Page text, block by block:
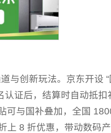
与创新玩法。京东开设 “
认证后，结算时自动抵扣
可与国补叠加，全国
上 8 折优惠，带动数码